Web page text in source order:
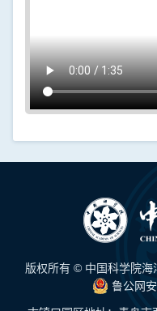
版权所有 © 中国科学院
鲁公网